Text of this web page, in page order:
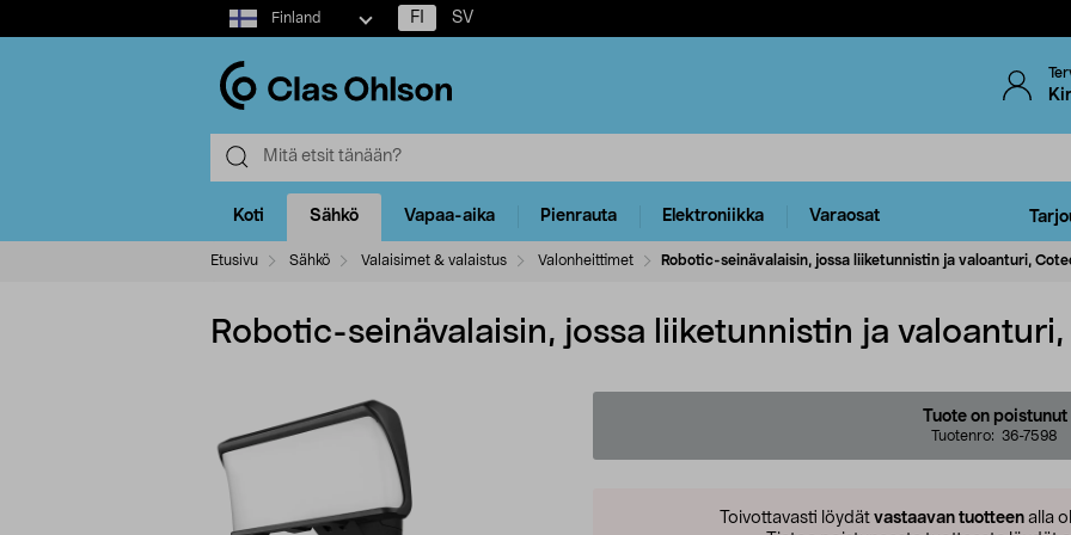
Select
market
Finland FI SV
Koti Sähkö Vapaa-aika Pienrauta Elektroniikka Varaosat
Etusivu Sähkö Valaisimet & valaistus Valonheittimet Robotic-seinävalaisin, jossa liiketunnistin ja valoanturi,
Robotic-seinävalaisin, jossa liiketunnistin ja
Tuote on poistunut
Tuotenro: 36-7598
Toivottavasti löydät vastaavan tuotteen alla